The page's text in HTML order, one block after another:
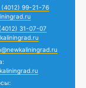
(4012) 99-21-76
31-07-07